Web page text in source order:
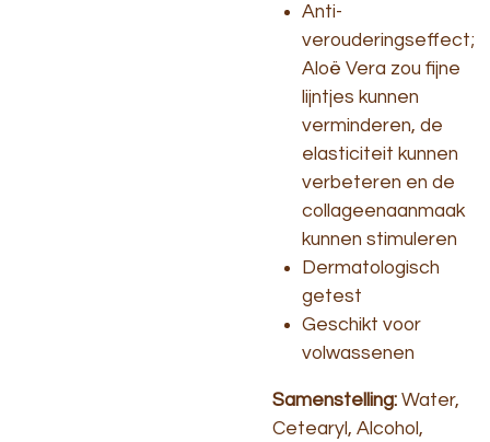
Anti-
verouderingseffect;
Aloë Vera zou fijne
lijntjes kunnen
verminderen, de
elasticiteit kunnen
verbeteren en de
collageenaanmaak
kunnen stimuleren
Dermatologisch
getest
Geschikt voor
volwassenen
Samenstelling: Water,
Cetearyl, Alcohol,